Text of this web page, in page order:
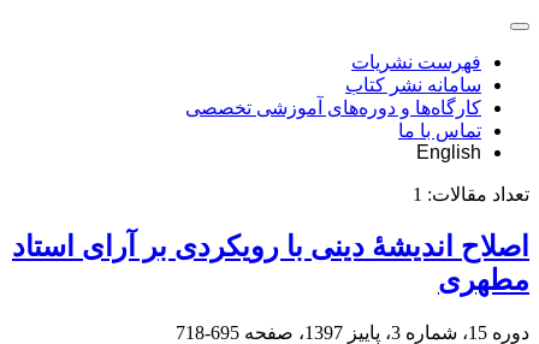
فهرست نشریات
سامانه نشر کتاب
کارگاه‌ها و دوره‌های آموزشی تخصصی
تماس با ما
English
تعداد مقالات: 1
اصلاح اندیشۀ دینی با رویکردی بر آرای استاد
مطهری
دوره 15، شماره 3، پاییز 1397، صفحه 695-718